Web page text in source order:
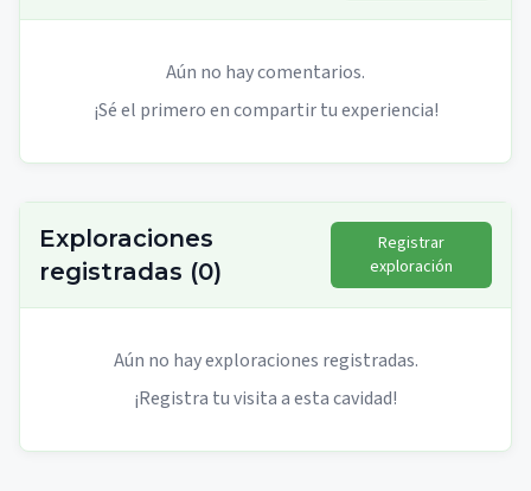
Aún no hay comentarios.
¡Sé el primero en compartir tu experiencia!
Exploraciones
registradas (0)
Registrar
exploración
Aún no hay exploraciones registradas.
¡Registra tu visita a esta cavidad!